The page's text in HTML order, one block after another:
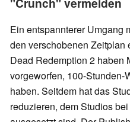
Ein entspannterer Umgang
den verschobenen Zeitplan
Dead Redemption 2 haben
vorgeworfen, 100-Stunden-
haben. Seitdem hat das
reduzieren, dem Studios